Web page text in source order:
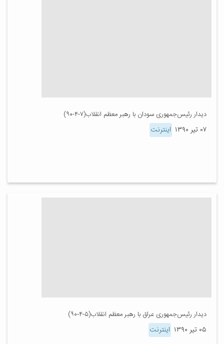
دیدار رئیس‌جمهوری سودان با رهبر معظم انقلاب(۷-۴-۹۰)
۰۷ تیر ۱۳۹۰ اینترنت
دیدار رئیس‌جمهوری عراق با رهبر معظم انقلاب(۵-۴-۹۰)
۰۵ تیر ۱۳۹۰ اینترنت